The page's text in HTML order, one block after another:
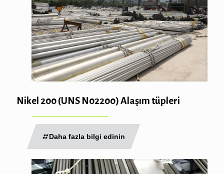
Nikel 200 (UNS N02200) Alaşım tüpleri
Daha fazla bilgi edinin